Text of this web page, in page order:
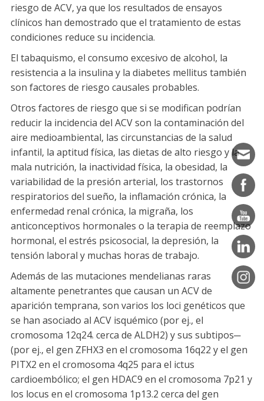
riesgo de ACV, ya que los resultados de ensayos
clínicos han demostrado que el tratamiento de estas
condiciones reduce su incidencia.
El tabaquismo, el consumo excesivo de alcohol, la
resistencia a la insulina y la diabetes mellitus también
son factores de riesgo causales probables.
Otros factores de riesgo que si se modifican podrían
reducir la incidencia del ACV son la contaminación del
aire medioambiental, las circunstancias de la salud
infantil, la aptitud física, las dietas de alto riesgo y la
mala nutrición, la inactividad física, la obesidad, la
variabilidad de la presión arterial, los trastornos
respiratorios del sueño, la inflamación crónica, la
enfermedad renal crónica, la migraña, los
anticonceptivos hormonales o la terapia de reemplazo
hormonal, el estrés psicosocial, la depresión, la
tensión laboral y muchas horas de trabajo.
Además de las mutaciones mendelianas raras
altamente penetrantes que causan un ACV de
aparición temprana, son varios los loci genéticos que
se han asociado al ACV isquémico (por ej., el
cromosoma 12q24. cerca de ALDH2) y sus subtipos─
(por ej., el gen ZFHX3 en el cromosoma 16q22 y el gen
PITX2 en el cromosoma 4q25 para el ictus
cardioembólico; el gen HDAC9 en el cromosoma 7p21 y
los locus en el cromosoma 1p13.2 cerca del gen